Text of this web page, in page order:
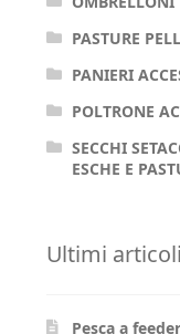
PASTURE
PANIERI
POLTRONE
SECCHI
ESCHE E
Ultimi articoli
Pesca a